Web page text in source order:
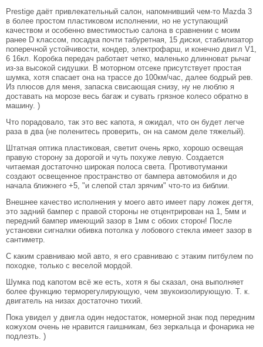
Prestige даёт привлекательный салон, напомнивший чем-то Mazda 3
в более простом пластиковом исполнении, но не уступающий
качеством и особенно вместимостью салона в сравнении с моим
ранее D классом, посадка почти табуретная, 15 диски, стабилизатор
поперечной устойчивости, кондер, электрофарш, и конечно двигл V1,
6 16кл. Коробка передач работает четко, маленько длинноват рычаг
из-за высокой сидушки. В моторном отсеке присутствует простая
шумка, хотя спасает она на трассе до 100км/час, далее бодрый рев.
Из плюсов для меня, запаска свисающая снизу, ну не люблю я
доставать на морозе весь багаж и сувать грязное колесо обратно в
машину. )
Что порадовало, так это вес капота, я ожидал, что он будет легче
раза в два (не поленитесь проверить, он на самом деле тяжелый).
Штатная оптика пластиковая, светит очень ярко, хорошо освещая
правую сторону за дорогой и чуть похуже левую. Создается
читаемая достаточно широкая полоса света. Противотуманки
создают освещенное пространство от бампера автомобиля и до
начала ближнего +5, "и слепой стал зрячим" что-то из библии.
Внешнее качество исполнения у моего авто имеет пару ложек дегтя,
это задний бампер с правой стороны не отцентрирован на 1, 5мм и
передний бампер имеющий зазор в 1мм с обоих сторон! После
установки сигналки обивка потолка у лобового стекла имеет зазор в
сантиметр.
С каким сравниваю мой авто, я его сравниваю с этаким питбулем по
походке, только с веселой мордой.
Шумка под капотом всё же есть, хотя я бы сказал, она выполняет
более функцию терморегулирующую, чем звукоизолирующую. Т. к.
двигатель на низах достаточно тихий.
Пока увидел у двигла один недостаток, номерной знак под передним
кожухом очень не нравится гаишникам, без зеркальца и фонарика не
подлезть. )